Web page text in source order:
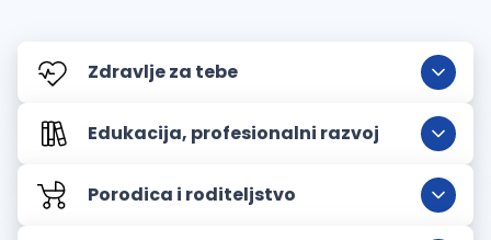
Zdravlje za tebe
Edukacija, profesionalni razvoj
Porodica i roditeljstvo